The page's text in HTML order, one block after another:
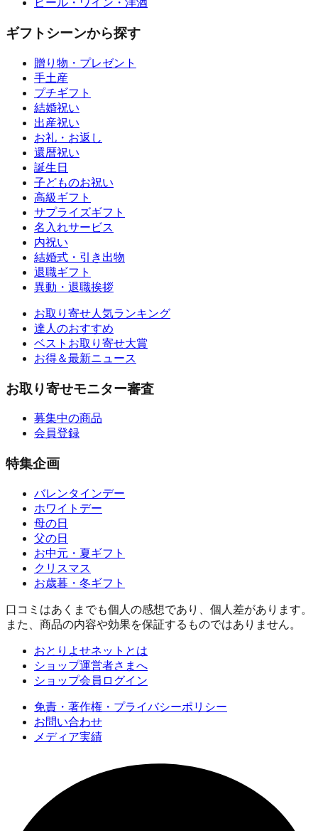
ビール・ワイン・洋酒
ギフトシーンから探す
贈り物・プレゼント
手土産
プチギフト
結婚祝い
出産祝い
お礼・お返し
還暦祝い
誕生日
子どものお祝い
高級ギフト
サプライズギフト
名入れサービス
内祝い
結婚式・引き出物
退職ギフト
異動・退職挨拶
お取り寄せ人気ランキング
達人のおすすめ
ベストお取り寄せ大賞
お得＆最新ニュース
お取り寄せモニター審査
募集中の商品
会員登録
特集企画
バレンタインデー
ホワイトデー
母の日
父の日
お中元・夏ギフト
クリスマス
お歳暮・冬ギフト
口コミはあくまでも個人の感想であり、個人差があります。
また、商品の内容や効果を保証するものではありません。
おとりよせネットとは
ショップ運営者さまへ
ショップ会員ログイン
免責・著作権・プライバシーポリシー
お問い合わせ
メディア実績